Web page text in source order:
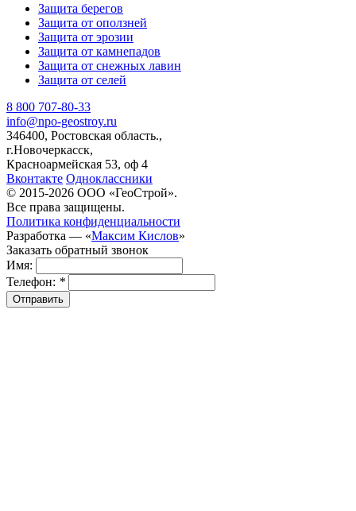
Защита берегов
Защита от оползней
Защита от эрозии
Защита от камнепадов
Защита от снежных лавин
Защита от селей
8 800 707-80-33
info@npo-geostroy.ru
346400, Ростовская область.,
г.Новочеркасск,
Красноармейская 53, оф 4
Вконтакте Одноклассники
© 2015-2026 ООО «ГеоСтрой».
Все права защищены.
Политика конфиденциальности
Разработка — «Максим Кислов»
Заказать обратный звонок
Имя:
Телефон: *
Отправить